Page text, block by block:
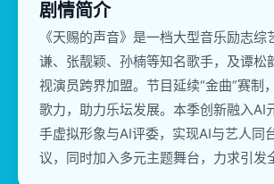
剧情简介
《天赐的声音》是一档大型音乐励志综
谦、张靓颖、孙楠等知名歌手，及谭松
视演员跨界加盟。节目延续“金曲”赛制
歌力，助力乐坛发展。本季创新融入AI
手虚拟形象与AI评委，实现AI与艺人同
议，同时加入多元主题舞台，力求引发